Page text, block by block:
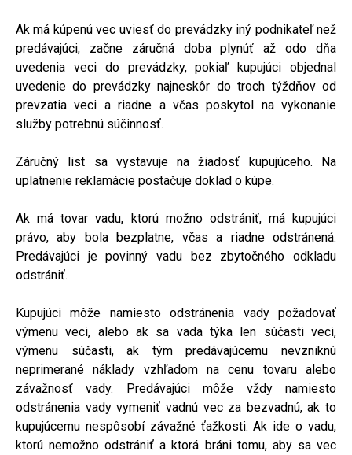
Ak má kúpenú vec uviesť do prevádzky iný podnikateľ než
predávajúci, začne záručná doba plynúť až odo dňa
uvedenia veci do prevádzky, pokiaľ kupujúci objednal
uvedenie do prevádzky najneskôr do troch týždňov od
prevzatia veci a riadne a včas poskytol na vykonanie
služby potrebnú súčinnosť.
Záručný list sa vystavuje na žiadosť kupujúceho. Na
uplatnenie reklamácie postačuje doklad o kúpe.
Ak má tovar vadu, ktorú možno odstrániť, má kupujúci
právo, aby bola bezplatne, včas a riadne odstránená.
Predávajúci je povinný vadu bez zbytočného odkladu
odstrániť.
Kupujúci môže namiesto odstránenia vady požadovať
výmenu veci, alebo ak sa vada týka len súčasti veci,
výmenu súčasti, ak tým predávajúcemu nevzniknú
neprimerané náklady vzhľadom na cenu tovaru alebo
závažnosť vady. Predávajúci môže vždy namiesto
odstránenia vady vymeniť vadnú vec za bezvadnú, ak to
kupujúcemu nespôsobí závažné ťažkosti. Ak ide o vadu,
ktorú nemožno odstrániť a ktorá bráni tomu, aby sa vec